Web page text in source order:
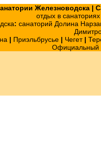
Железноводска |
отдых в
: санаторий Долина
| Приэльбрусье| Чегет|
Официальный